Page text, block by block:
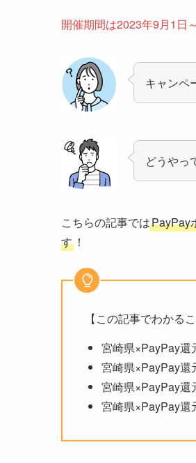
開催期間は2023年9月1日
キャンペ
どうやっ
こちらの記事ではPayPay
す ！
【この記事でわかるこ
宮崎県×PayPay還
宮崎県×PayPay還
宮崎県×PayPay還
宮崎県×PayPay還